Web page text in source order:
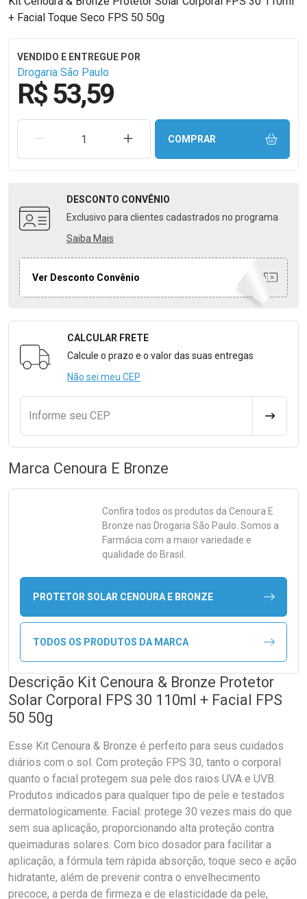
+ Facial Toque Seco FPS 50 50g
Drogaria São Paulo
R$ 53,59
REMOVER UMA UNIDADEAUMENTAR UMA UNIDADE
COMPRAR
DESCONTO CONVÊNIO
Exclusivo para clientes cadastrados no programa
Saiba Mais
Ver Desconto Convênio
Formulário para Calcular o Frete
CALCULAR FRETE
Calcule o prazo e o valor das suas entregas
Não sei meu CEP
Informe seu CEP
Marca Cenoura E Bronze
Confira todos os produtos da Cenoura E
Bronze nas Drogaria São Paulo. Somos a
Farmácia com a maior variedade e
qualidade do Brasil.
PROTETOR SOLAR CENOURA E BRONZE
TODOS OS PRODUTOS DA MARCA
Descrição Kit Cenoura & Bronze Protetor
Solar Corporal FPS 30 110ml + Facial FPS
50 50g
Esse Kit Cenoura & Bronze é perfeito para seus cuidados
diários com o sol. Com proteção FPS 30, tanto o corporal
quanto o facial protegem sua pele dos raios UVA e UVB.
Produtos indicados para qualquer tipo de pele e testados
dermatologicamente. Facial: protege 30 vezes mais do que
sem sua aplicação, proporcionando alta proteção contra
queimaduras solares. Com bico dosador para facilitar a
aplicação, a fórmula tem rápida absorção, toque seco e ação
hidratante, além de prevenir contra o envelhecimento
precoce, a perda de firmeza e de elasticidade da pele,